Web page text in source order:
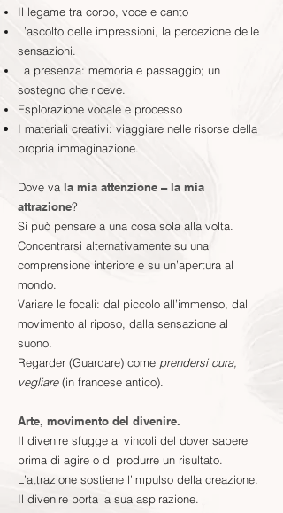
Il legame tra corpo, voce e canto
L’ascolto delle impressioni, la percezione delle
sensazioni.
La presenza: memoria e passaggio; un
sostegno che riceve.
Esplorazione vocale e processo
I materiali creativi: viaggiare nelle risorse della
propria immaginazione.
Dove va la mia attenzione – la mia
attrazione?
Si può pensare a una cosa sola alla volta.
Concentrarsi alternativamente su una
comprensione interiore e su un’apertura al
mondo.
Variare le focali: dal piccolo all’immenso, dal
movimento al riposo, dalla sensazione al
suono.
Regarder (Guardare) come prendersi cura,
vegliare(in francese antico).
Arte, movimento del divenire.
Il divenire sfugge ai vincoli del dover sapere
prima di agire o di produrre un risultato.
L’attrazione sostiene l’impulso della creazione.
Il divenire porta la sua aspirazione.